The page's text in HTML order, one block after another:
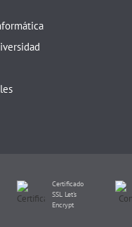
Certificado
SSL Let's
Encrypt